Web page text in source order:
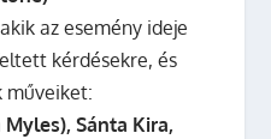
az esemény ideje
kérdésekre, és
műveiket:
Sánta Kira,